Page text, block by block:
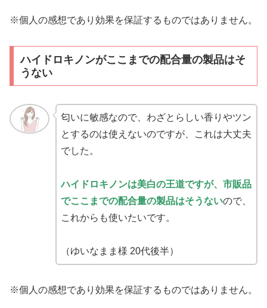
※個人の感想であり効果を保証するものではありません。
ハイドロキノンがここまでの配合量の製品はそ
うない
匂いに敏感なので、わざとらしい香りやツン
とするのは使えないのですが、これは大丈夫
でした。
ハイドロキノンは美白の王道ですが、市販品
でここまでの配合量の製品はそうないので、
これからも使いたいです。
（ゆいなまま様 20代後半）
※個人の感想であり効果を保証するものではありません。